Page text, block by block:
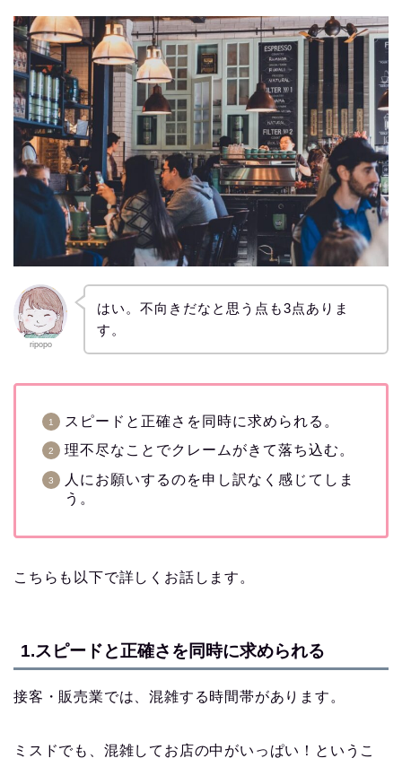
ripopo
はい。不向きだなと思う点も3点ありま
す。
スピードと正確さを同時に求められる。
理不尽なことでクレームがきて落ち込む。
人にお願いするのを申し訳なく感じてしま
う。
こちらも以下で詳しくお話します。
1.スピードと正確さを同時に求められる
接客・販売業では、混雑する時間帯があります。
ミスドでも、混雑してお店の中がいっぱい！というこ